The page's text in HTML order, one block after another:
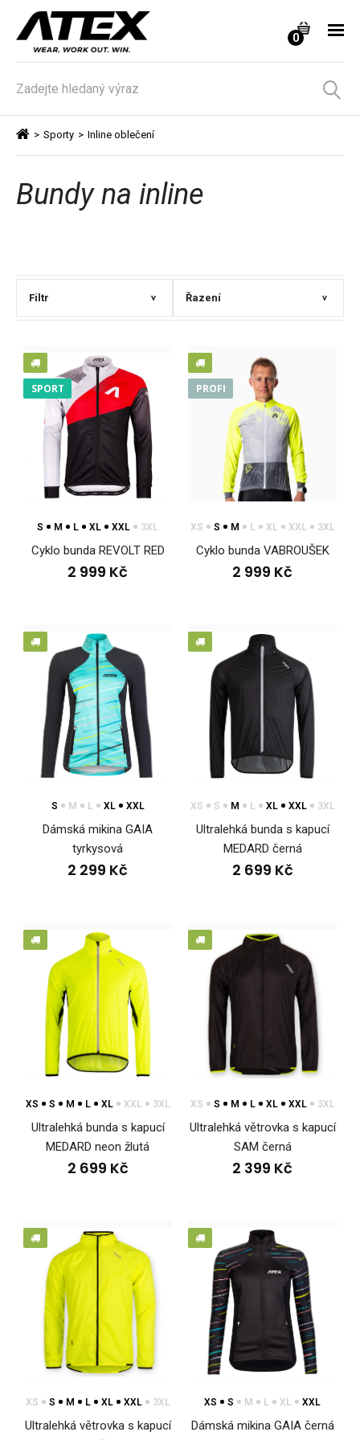
0
> Sporty > Inline oblečení
Bundy na inline
Filtr > Řazení >
Cyklo bunda REVOLT RED
2 999 Kč
Zerowind Thermo. Na předním dílu podložený zip ..
Cyklo bunda VABROUŠEK
Cyklo bunda VABROUŠEKLehká cyklistická bunda s
polopřiléhavým střihem je ideální volbou pro aktivní ..
SPORT
S M L XL XXL 3XL
Cyklo bunda REVOLT RED
2 999 Kč
PROFI
XS S M L XL XXL 3XL
Cyklo bunda VABROUŠEK
2 999 Kč
S M L XL XXL
Dámská mikina GAIA
tyrkysová
2 299 Kč
XS S M L XL XXL 3XL
Ultralehká bunda s kapucí
MEDARD černá
2 699 Kč
XS S M L XL XXL 3XL
Ultralehká bunda s kapucí
MEDARD neon žlutá
2 699 Kč
XS S M L XL XXL 3XL
Ultralehká větrovka s kapucí
SAM černá
2 399 Kč
XS S M L XL XXL 3XL
Ultralehká větrovka s kapucí
XS S M L XL XXL
Dámská mikina GAIA černá